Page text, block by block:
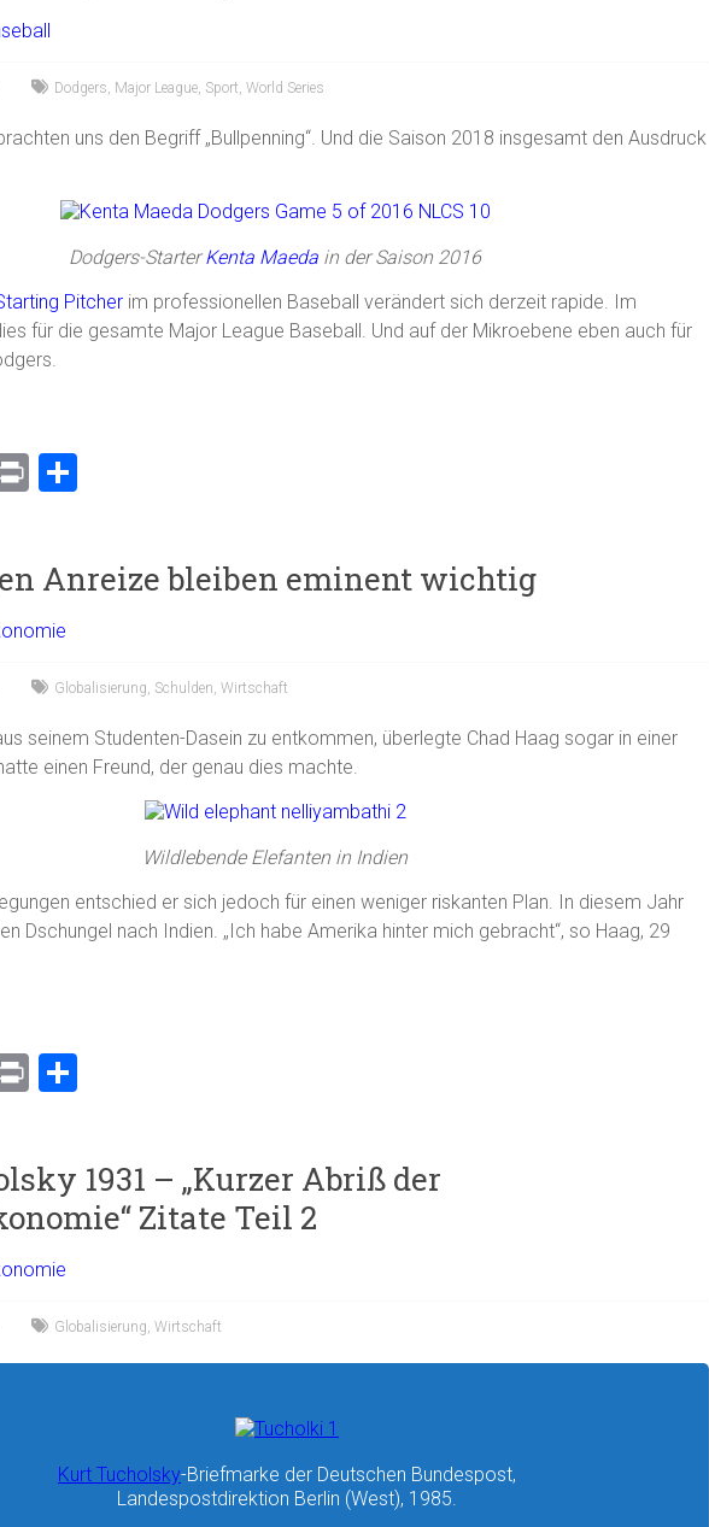
Dodgers Major League Sport World Series
uns den Begriff „Bullpenning“. Und die Saison 2018 insgesamt den Ausdruck
Dodgers-StarterKenta Maeda in der Saison 2016
Pitcher im professionellen Baseball verändert sich derzeit rapide. Im
für die gesamte Major League Baseball. Und auf der Mikroebene eben auch für
Pr
n
Anreize bleiben eminent wichtig
Globalisierung Schulden Wirtschaft
seinem Studenten-Dasein zu entkommen, überlegte Chad Haag sogar in einer
einen Freund, der genau dies machte.
Wildlebende Elefanten in Indien
entschied er sich jedoch für einen weniger riskanten Plan. In diesem Jahr
Dschungel nach Indien. „Ich habe Amerika hinter mich gebracht“, so Haag, 29
Pr
n
1931 – „Kurzer Abriß der
Zitate Teil 2
Globalisierung Wirtschaft
Kurt Tucholsky-Briefmarke der Deutschen Bundespost,
Landespostdirektion Berlin (West), 1985.